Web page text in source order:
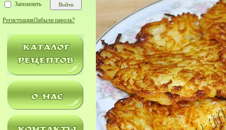
Запомнить
Регистрация Забыли пароль?